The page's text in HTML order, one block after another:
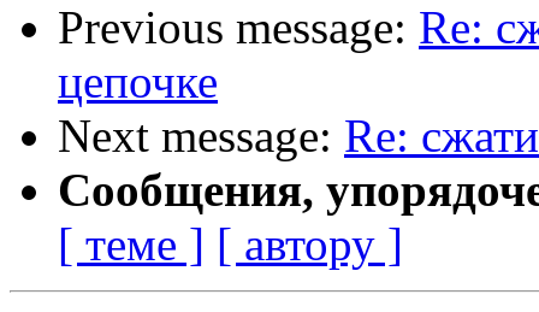
Previous message: Re:
цепочке
Next message: Re:
Сообщения,
[ теме ] [ автору ]